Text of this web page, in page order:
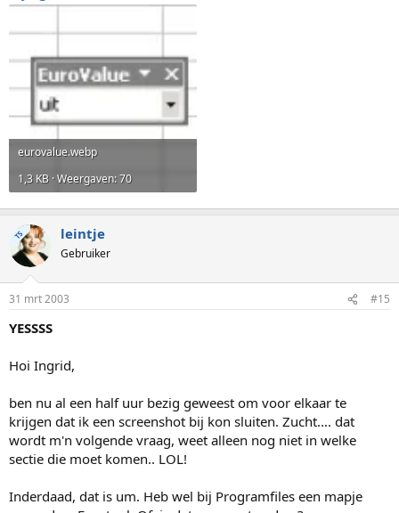
eurovalue.webp
1,3 KB · Weergaven: 70
TS leintje
Gebruiker
31 mrt 2003 #15
YESSSS
Hoi Ingrid,
ben nu al een half uur bezig geweest om voor elkaar te
krijgen dat ik een screenshot bij kon sluiten. Zucht.... dat
wordt m'n volgende vraag, weet alleen nog niet in welke
sectie die moet komen.. LOL!
Inderdaad, dat is um. Heb wel bij Programfiles een mapje